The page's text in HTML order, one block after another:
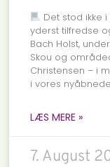
Det stod ikke
yderst tilfredse
Bach Holst,
Skou og
Christensen – i
i vores
LÆS MERE »
7. August